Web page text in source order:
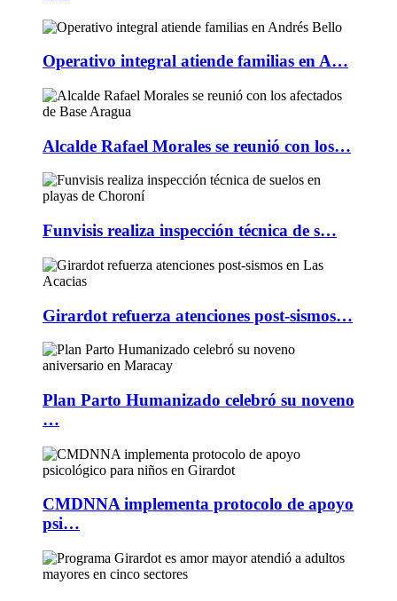
Operativo integral atiende familias en A…
Alcalde Rafael Morales se reunió con los…
Funvisis realiza inspección técnica de s…
Girardot refuerza atenciones post-sismos…
Plan Parto Humanizado celebró su noveno
…
CMDNNA implementa protocolo de apoyo
psi…